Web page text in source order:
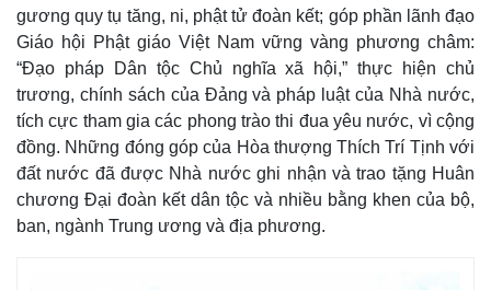
gương quy tụ tăng, ni, phật tử đoàn kết; góp phần lãnh đạo
Giáo hội Phật giáo Việt Nam vững vàng phương châm:
“Đạo pháp Dân tộc Chủ nghĩa xã hội,” thực hiện chủ
trương, chính sách của Đảng và pháp luật của Nhà nước,
tích cực tham gia các phong trào thi đua yêu nước, vì cộng
đồng. Những đóng góp của Hòa thượng Thích Trí Tịnh với
đất nước đã được Nhà nước ghi nhận và trao tặng Huân
chương Đại đoàn kết dân tộc và nhiều bằng khen của bộ,
ban, ngành Trung ương và địa phương.